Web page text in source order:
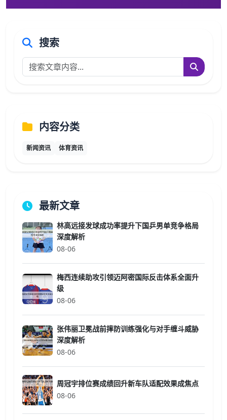
搜索
内容分类
新闻资讯 体育资讯
最新文章
林高远接发球成功率提升下国乒男单竞争格局
深度解析
08-06
梅西连续助攻引领迈阿密国际反击体系全面升
级
08-06
张伟丽卫冕战前摔防训练强化与对手缠斗威胁
深度解析
08-06
周冠宇排位赛成绩回升新车队适配效果成焦点
08-06